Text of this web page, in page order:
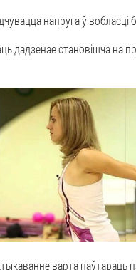
напруга ў вобласці
дадзенае становішча на
варта паўтараць